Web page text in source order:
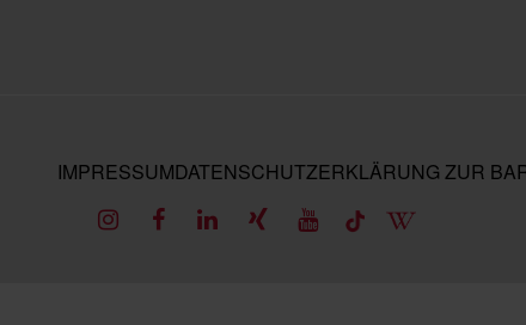
IMPRESSUMDATENSCHUTZERKLÄRUNG ZUR